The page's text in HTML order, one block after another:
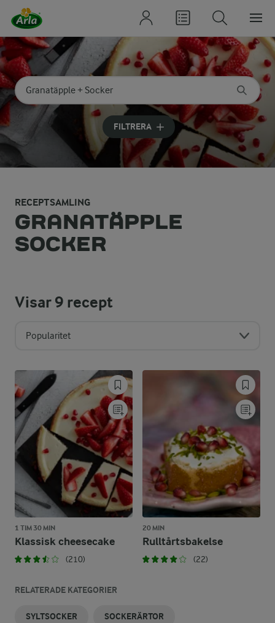
Sök på kategori eller ingrediens
Skriv in sökord för att få förslag
FILTRERA
RECEPTSAMLING
GRANATÄPPLE
SOCKER
Visar9 recept
Popularitet
1 TIM 30 MIN
Klassisk cheesecake
(210)
20 MIN
Rulltårtsbakelse
(22)
RELATERADE KATEGORIER
SYLTSOCKER SOCKERÄRTOR